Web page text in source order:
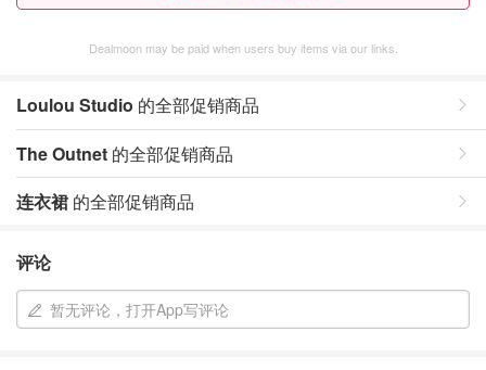
Dealmoon may be paid when users buy items via our links.
Loulou Studio 的全部促销商品
The Outnet 的全部促销商品
连衣裙 的全部促销商品
评论
暂无评论，打开App写评论